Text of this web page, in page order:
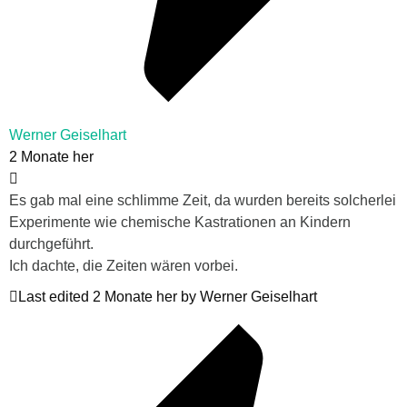
Werner Geiselhart
2 Monate her
Es gab mal eine schlimme Zeit, da wurden bereits solcherlei
Experimente wie chemische Kastrationen an Kindern
durchgeführt.
Ich dachte, die Zeiten wären vorbei.
Last edited 2 Monate her by Werner Geiselhart